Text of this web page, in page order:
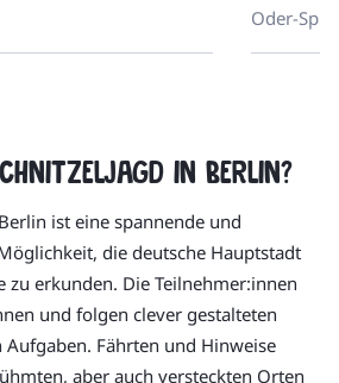
Oder-
in Berlin?
ist eine spannende und
die deutsche Hauptstadt
zu erkunden. Die Teilnehmer:innen
und folgen clever gestalteten
Aufgaben. Fährten und Hinweise
aber auch versteckten Orten